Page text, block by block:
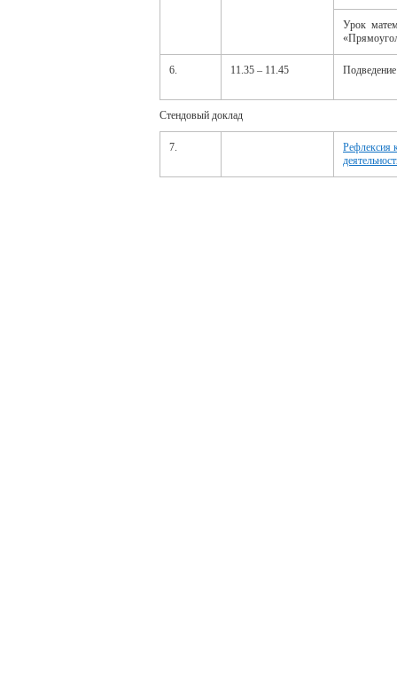
Урок
6. 11.35 – 11.45
Стендовый доклад
7.
Рефлексия